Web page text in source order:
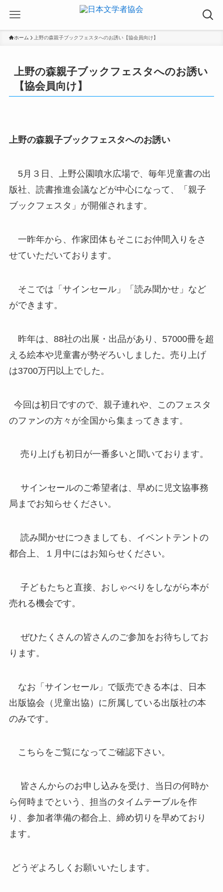
ホーム 上野の森親子ブックフェスタへのお誘い【協会員向け】
上野の森親子ブックフェスタへのお誘い
【協会員向け】
上野の森親子ブックフェスタへのお誘い
5月３日、上野公園噴水広場で、毎年児童書の出
版社、読書推進会議などが中心になって、「親子
ブックフェスタ」が開催されます。
一昨年から、作家団体もそこにお仲間入りをさ
せていただいております。
そこでは「サインセール」「読み聞かせ」など
ができます。
昨年は、88社の出展・出品があり、57000冊を超
える絵本や児童書が勢ぞろいしました。売り上げ
は3700万円以上でした。
今回は初日ですので、親子連れや、このフェスタ
のファンの方々が全国から集まってきます。
売り上げも初日が一番多いと聞いております。
サインセールのご希望者は、早めに児文協事務
局までお知らせください。
読み聞かせにつきましても、イベントテントの
都合上、１月中にはお知らせください。
子どもたちと直接、おしゃべりをしながら本が
売れる機会です。
ぜひたくさんの皆さんのご参加をお待ちしてお
ります。
なお「サインセール」で販売できる本は、日本
出版協会（児童出協）に所属している出版社の本
のみです。
こちらをご覧になってご確認下さい。
皆さんからのお申し込みを受け、当日の何時か
ら何時までという、担当のタイムテーブルを作
り、参加者準備の都合上、締め切りを早めており
ます。
どうぞよろしくお願いいたします。